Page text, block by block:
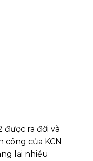
ra đời và
công của KCN
lại nhiều